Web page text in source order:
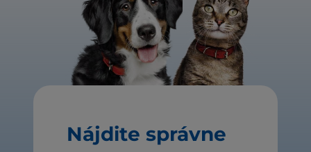
Nájdite správne